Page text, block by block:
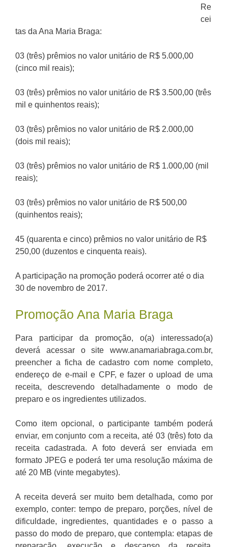
Re
cei
tas da Ana Maria Braga:
03 (três) prêmios no valor unitário de R$ 5.000,00
(cinco mil reais);
03 (três) prêmios no valor unitário de R$ 3.500,00 (três
mil e quinhentos reais);
03 (três) prêmios no valor unitário de R$ 2.000,00
(dois mil reais);
03 (três) prêmios no valor unitário de R$ 1.000,00 (mil
reais);
03 (três) prêmios no valor unitário de R$ 500,00
(quinhentos reais);
45 (quarenta e cinco) prêmios no valor unitário de R$
250,00 (duzentos e cinquenta reais).
A participação na promoção poderá ocorrer até o dia
30 de novembro de 2017.
Promoção Ana Maria Braga
Para participar da promoção, o(a) interessado(a)
deverá acessar o site www.anamariabraga.com.br,
preencher a ficha de cadastro com nome completo,
endereço de e-mail e CPF, e fazer o upload de uma
receita, descrevendo detalhadamente o modo de
preparo e os ingredientes utilizados.
Como item opcional, o participante também poderá
enviar, em conjunto com a receita, até 03 (três) foto da
receita cadastrada. A foto deverá ser enviada em
formato JPEG e poderá ter uma resolução máxima de
até 20 MB (vinte megabytes).
A receita deverá ser muito bem detalhada, como por
exemplo, conter: tempo de preparo, porções, nível de
dificuldade, ingredientes, quantidades e o passo a
passo do modo de preparo, que contempla: etapas de